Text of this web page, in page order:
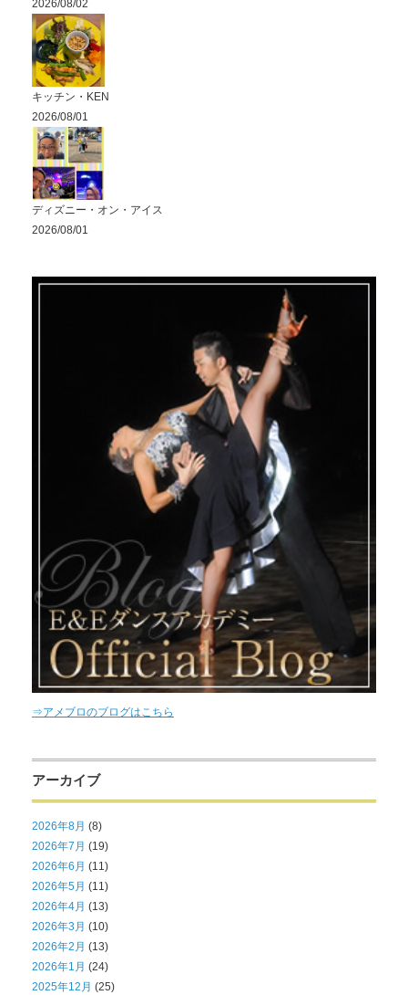
2026/08/02
キッチン・KEN
2026/08/01
ディズニー・オン・アイス
2026/08/01
⇒アメブロのブログはこちら
アーカイブ
2026年8月 (8)
2026年7月 (19)
2026年6月 (11)
2026年5月 (11)
2026年4月 (13)
2026年3月 (10)
2026年2月 (13)
2026年1月 (24)
2025年12月 (25)